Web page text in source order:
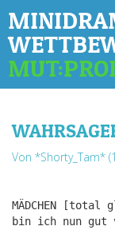
Von *Shorty_Tam*
MÄDCHEN
bin ich nun gut